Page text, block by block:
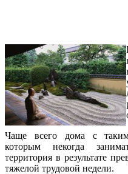
Чаще всего дома с
которым некогда
территория в результате
тяжелой трудовой недели.